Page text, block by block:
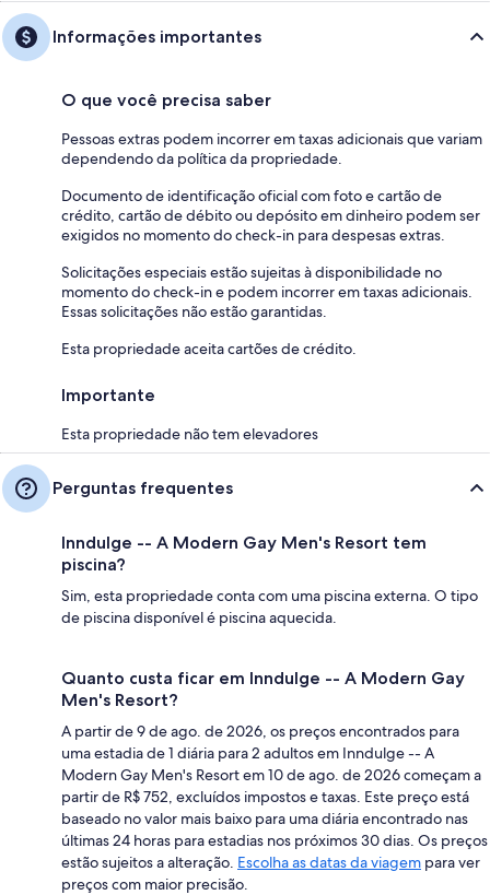
Informações importantes
O que você precisa saber
Pessoas extras podem incorrer em taxas adicionais que variam
dependendo da política da propriedade.
Documento de identificação oficial com foto e cartão de
crédito, cartão de débito ou depósito em dinheiro podem ser
exigidos no momento do check-in para despesas extras.
Solicitações especiais estão sujeitas à disponibilidade no
momento do check-in e podem incorrer em taxas adicionais.
Essas solicitações não estão garantidas.
Esta propriedade aceita cartões de crédito.
Importante
Esta propriedade não tem elevadores
Perguntas frequentes
Inndulge -- A Modern Gay Men's Resort tem
piscina?
Sim, esta propriedade conta com uma piscina externa. O tipo
de piscina disponível é piscina aquecida.
Quanto custa ficar em Inndulge -- A Modern Gay
Men's Resort?
A partir de 9 de ago. de 2026, os preços encontrados para
uma estadia de 1 diária para 2 adultos em Inndulge -- A
Modern Gay Men's Resort em 10 de ago. de 2026 começam a
partir de R$ 752, excluídos impostos e taxas. Este preço está
baseado no valor mais baixo para uma diária encontrado nas
últimas 24 horas para estadias nos próximos 30 dias. Os preços
estão sujeitos a alteração. Escolha as datas da viagem para ver
preços com maior precisão.